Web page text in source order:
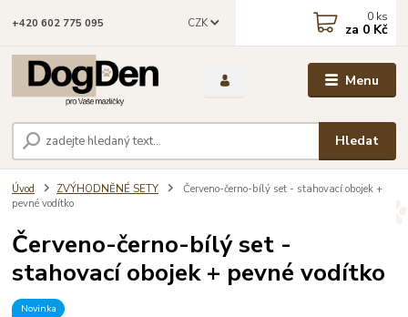
Menu
CZK
Hledat
+420 602 775 095 0 ks
za 0 Kč
Úvod ZVÝHODNĚNÉ SETY
Červeno-černo-bílý set - stahovací obojek +
pevné vodítko
Červeno-černo-bílý set -
stahovací obojek + pevné vodítko
Novinka